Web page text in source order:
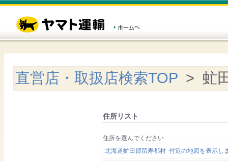
直営店・取扱店検索TOP > 虻
住所リスト
住所を選んでください
北海道虻田郡留寿都村 付近の地図を表示し